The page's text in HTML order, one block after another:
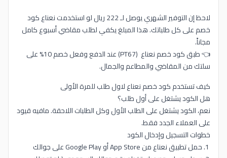
لاحظ إن التوفير الشهري يوصل لـ 222 ريال لو استخدمت نعناع كود
خصم على كل طلباتك. هذا المبلغ يكفي لطلب مقاضي أسبوع كامل
مجاناً.
👈 طبق كود خصم نعناع (PT67) عند الدفع وفعل خصم 10% على
سلتك من المقاضي والمطاعم والجمال.
كيف تستخدم كود خصم نعناع لاول طلب للمرة الأولى
هل الكود يشتغل على أول طلب؟
نعم، الكود يشتغل على الطلب الأول وكل الطلبات اللاحقة. مافيه قيود
على العملاء الجدد فقط.
خطوات التسجيل وإدخال الكود
حمل تطبيق نعناع من App Store أو Google Play على جوالك